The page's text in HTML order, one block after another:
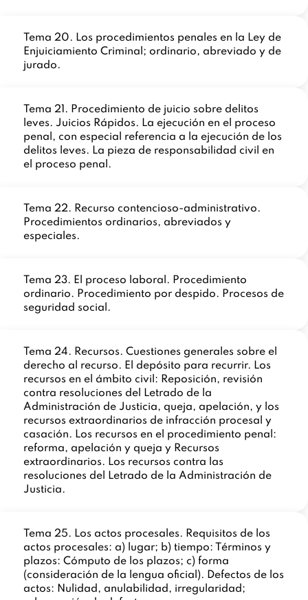
Tema 20. Los procedimientos penales en la Ley de
Enjuiciamiento Criminal; ordinario, abreviado y de
jurado.
Tema 21. Procedimiento de juicio sobre delitos
leves. Juicios Rápidos. La ejecución en el proceso
penal, con especial referencia a la ejecución de los
delitos leves. La pieza de responsabilidad civil en
el proceso penal.
Tema 22. Recurso contencioso-administrativo.
Procedimientos ordinarios, abreviados y
especiales.
Tema 23. El proceso laboral. Procedimiento
ordinario. Procedimiento por despido. Procesos de
seguridad social.
Tema 24. Recursos. Cuestiones generales sobre el
derecho al recurso. El depósito para recurrir. Los
recursos en el ámbito civil: Reposición, revisión
contra resoluciones del Letrado de la
Administración de Justicia, queja, apelación, y los
recursos extraordinarios de infracción procesal y
casación. Los recursos en el procedimiento penal:
reforma, apelación y queja y Recursos
extraordinarios. Los recursos contra las
resoluciones del Letrado de la Administración de
Justicia.
Tema 25. Los actos procesales. Requisitos de los
actos procesales: a) lugar; b) tiempo: Términos y
plazos: Cómputo de los plazos; c) forma
(consideración de la lengua oficial). Defectos de los
actos: Nulidad, anulabilidad, irregularidad;